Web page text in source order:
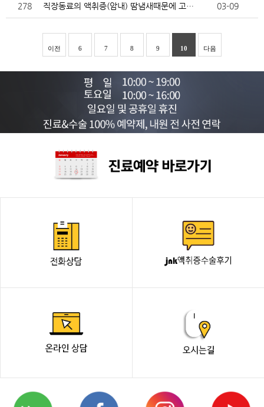
278 직장동료의 액취증(암내) 땀냄새때문에 고민입니다 03-09
이전 6 7 8 9 10 다음